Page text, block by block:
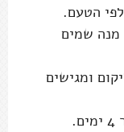
הטעם.
מנה שמים
ומגישים